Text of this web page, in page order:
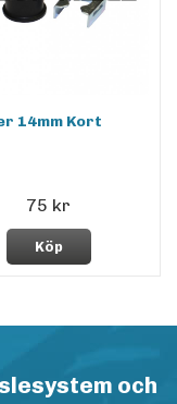
14mm Kort
75 kr
Köp
och